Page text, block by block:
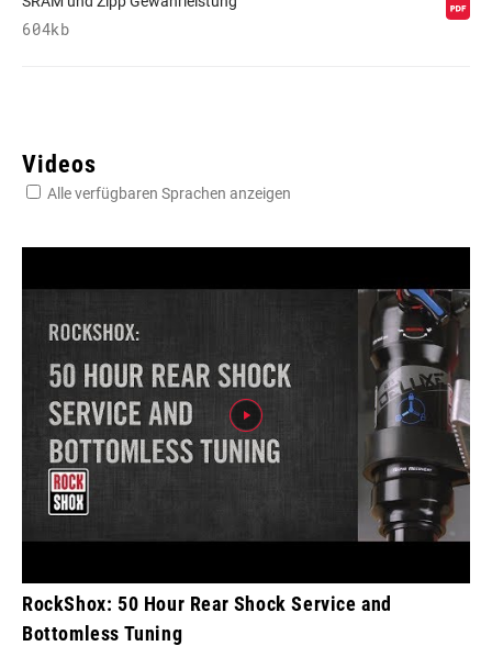
604kb
Videos
Alle verfügbaren Sprachen anzeigen
RockShox: 50 Hour Rear Shock Service and
Bottomless Tuning